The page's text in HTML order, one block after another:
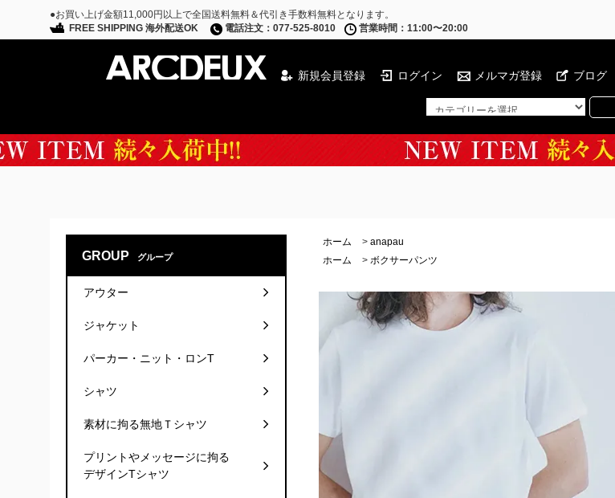
●お買い上げ金額11,000円以上で全国送料無料＆代引き手数料無料となります。
FREE SHIPPING 海外配送OK
電話注文：077-525-8010 営業時間：11:00〜20:00
新規会員登録 ログイン メルマガ登録 ブログ
ホーム > anapau
ホーム
> ボクサーパンツ
GROUP グループ
アウター
ジャケット
パーカー・ニット・ロンT
シャツ
素材に拘る無地Ｔシャツ
プリントやメッセージに拘る
デザインTシャツ